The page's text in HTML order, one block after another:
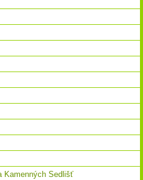
Kamenných Sedlišť